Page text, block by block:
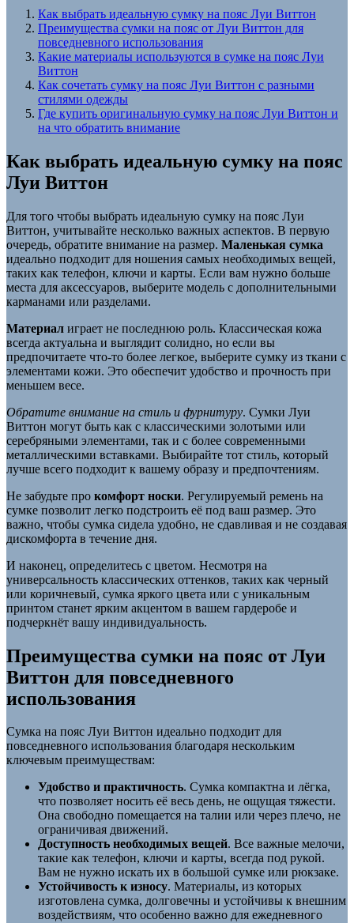
Как выбрать идеальную сумку на пояс Луи Виттон
Преимущества сумки на пояс от Луи Виттон для
повседневного использования
Какие материалы используются в сумке на пояс Луи
Виттон
Как сочетать сумку на пояс Луи Виттон с разными
стилями одежды
Где купить оригинальную сумку на пояс Луи Виттон и
на что обратить внимание
Как выбрать идеальную сумку на пояс
Луи Виттон
Для того чтобы выбрать идеальную сумку на пояс Луи
Виттон, учитывайте несколько важных аспектов. В первую
очередь, обратите внимание на размер. Маленькая сумка
идеально подходит для ношения самых необходимых вещей,
таких как телефон, ключи и карты. Если вам нужно больше
места для аксессуаров, выберите модель с дополнительными
карманами или разделами.
Материал играет не последнюю роль. Классическая кожа
всегда актуальна и выглядит солидно, но если вы
предпочитаете что-то более легкое, выберите сумку из ткани с
элементами кожи. Это обеспечит удобство и прочность при
меньшем весе.
Обратите внимание на стиль и фурнитуру. Сумки Луи
Виттон могут быть как с классическими золотыми или
серебряными элементами, так и с более современными
металлическими вставками. Выбирайте тот стиль, который
лучше всего подходит к вашему образу и предпочтениям.
Не забудьте про комфорт носки. Регулируемый ремень на
сумке позволит легко подстроить её под ваш размер. Это
важно, чтобы сумка сидела удобно, не сдавливая и не создавая
дискомфорта в течение дня.
И наконец, определитесь с цветом. Несмотря на
универсальность классических оттенков, таких как черный
или коричневый, сумка яркого цвета или с уникальным
принтом станет ярким акцентом в вашем гардеробе и
подчеркнёт вашу индивидуальность.
Преимущества сумки на пояс от Луи
Виттон для повседневного
использования
Сумка на пояс Луи Виттон идеально подходит для
повседневного использования благодаря нескольким
ключевым преимуществам:
Удобство и практичность. Сумка компактна и лёгка,
что позволяет носить её весь день, не ощущая тяжести.
Она свободно помещается на талии или через плечо, не
ограничивая движений.
Доступность необходимых вещей. Все важные мелочи,
такие как телефон, ключи и карты, всегда под рукой.
Вам не нужно искать их в большой сумке или рюкзаке.
Устойчивость к износу. Материалы, из которых
изготовлена сумка, долговечны и устойчивы к внешним
воздействиям, что особенно важно для ежедневного